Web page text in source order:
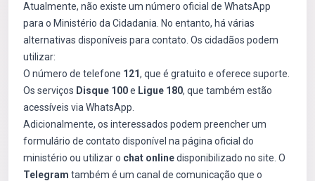
Atualmente, não existe um número oficial de WhatsApp
para o Ministério da Cidadania. No entanto, há várias
alternativas disponíveis para contato. Os cidadãos podem
utilizar:
O número de telefone 121, que é gratuito e oferece suporte.
Os serviços Disque 100e Ligue 180, que também estão
acessíveis via WhatsApp.
Adicionalmente, os interessados podem preencher um
formulário de contato disponível na página oficial do
ministério ou utilizar o chat onlinedisponibilizado no site. O
Telegram também é um canal de comunicação que o